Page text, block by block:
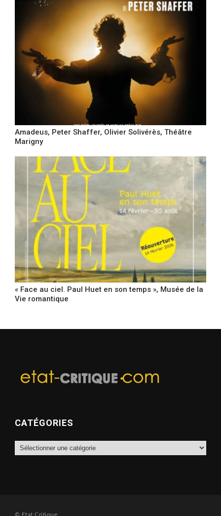
Amadeus, Peter Shaffer, Olivier Solivérès, Théâtre
Marigny
« Face au ciel. Paul Huet en son temps », Musée de la
Vie romantique
CATÉGORIES
Catégories
© Etat Critique